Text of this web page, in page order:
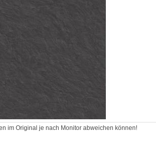
im Original je nach Monitor abweichen können!